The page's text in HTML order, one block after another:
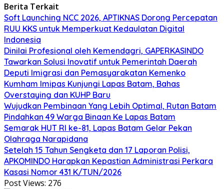
Berita Terkait
Soft Launching NCC 2026, APTIKNAS Dorong Percepatan
RUU KKS untuk Memperkuat Kedaulatan Digital
Indonesia
Dinilai Profesional oleh Kemendagri, GAPERKASINDO
Tawarkan Solusi Inovatif untuk Pemerintah Daerah
Deputi Imigrasi dan Pemasyarakatan Kemenko
Kumham Imipas Kunjungi Lapas Batam, Bahas
Overstaying dan KUHP Baru
Wujudkan Pembinaan Yang Lebih Optimal, Rutan Batam
Pindahkan 49 Warga Binaan Ke Lapas Batam
Semarak HUT RI ke-81, Lapas Batam Gelar Pekan
Olahraga Narapidana
Setelah 15 Tahun Sengketa dan 17 Laporan Polisi,
APKOMINDO Harapkan Kepastian Administrasi Perkara
Kasasi Nomor 431 K/TUN/2026
Post Views: 276